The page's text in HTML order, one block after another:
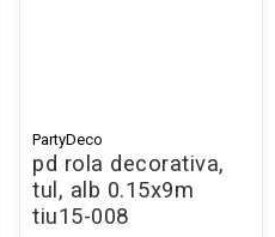
PartyDeco
pd rola decorativa,
tul, alb 0.15x9m
tiu15-008